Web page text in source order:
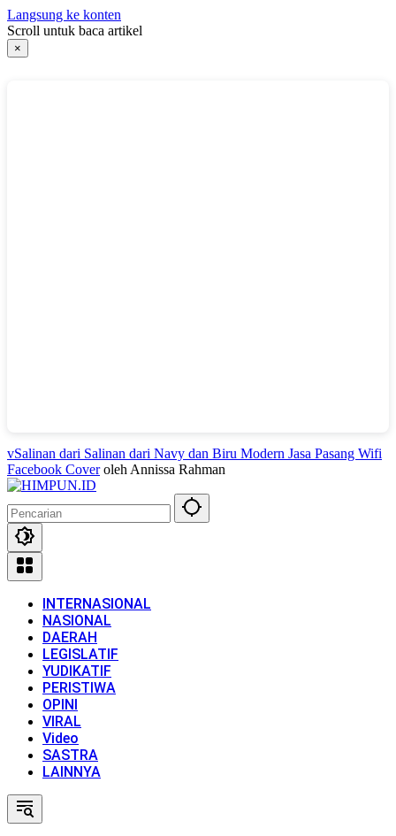
Langsung ke konten
Scroll untuk baca artikel
×
vSalinan dari Salinan dari Navy dan Biru Modern Jasa Pasang Wifi
Facebook Coveroleh Annissa Rahman
INTERNASIONAL
NASIONAL
DAERAH
LEGISLATIF
YUDIKATIF
PERISTIWA
OPINI
VIRAL
Video
SASTRA
LAINNYA